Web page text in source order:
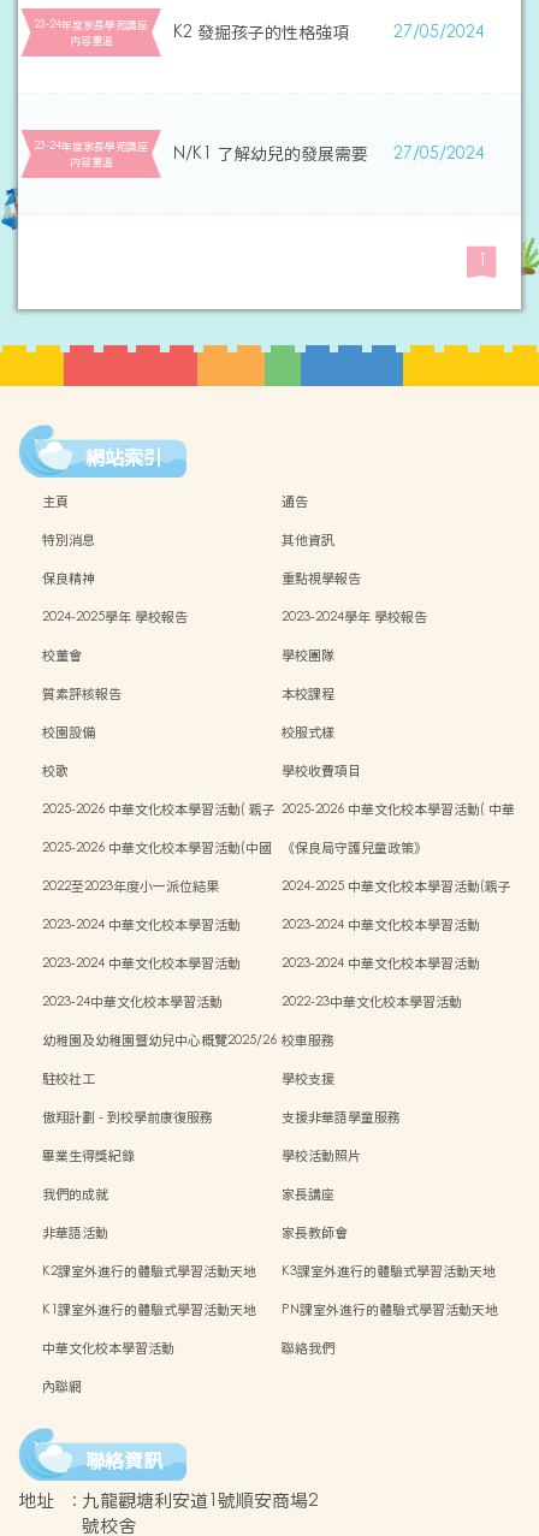
23-24年度家長學苑講座
内容重溫
K2 發掘孩子的性格強項 27/05/2024
23-24年度家長學苑講座
内容重溫
N/K1 了解幼兒的發展需要 27/05/2024
1
網站索引
主頁
通告
特別消息
其他資訊
保良精神
重點視學報告
2024-2025學年 學校報告
2023-2024學年 學校報告
校董會
學校團隊
質素評核報告
本校課程
校園設備
校服式樣
校歌
學校收費項目
2025-2026 中華文化校本學習活動( 親子 2025-2026 中華文化校本學習活動( 中華
2025-2026 中華文化校本學習活動(中國
《保良局守護兒童政策》
2022至2023年度小一派位結果
2024-2025 中華文化校本學習活動(親子
2023-2024 中華文化校本學習活動
2023-2024 中華文化校本學習活動
2023-2024 中華文化校本學習活動
2023-2024 中華文化校本學習活動
2023-24中華文化校本學習活動
2022-23中華文化校本學習活動
幼稚園及幼稚園暨幼兒中心概覽2025/26 校車服務
駐校社工
學校支援
傲翔計劃 - 到校學前康復服務
支援非華語學童服務
畢業生得獎紀錄
學校活動照片
我們的成就
家長講座
非華語活動
家長教師會
K2課室外進行的體驗式學習活動天地
K3課室外進行的體驗式學習活動天地
K1課室外進行的體驗式學習活動天地
PN課室外進行的體驗式學習活動天地
中華文化校本學習活動
聯絡我們
內聯網
聯絡資訊
地址 : 九龍觀塘利安道1號順安商場2
號校舍